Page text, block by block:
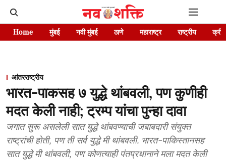
Home मुंबई नवी मुंबई ठाणे महाराष्ट्र राष्ट्रीय
आंतरराष्ट्रीय
भारत-पाकसह ७ युद्धे थांबवली, पण कुणीही
मदत केली नाही; ट्रम्प यांचा पुन्हा दावा
जगात सुरू असलेली सात युद्धे थांबवण्याची जबाबदारी संयुक्त
राष्ट्रांची होती, पण ती सर्व युद्धे मी थांबवली. भारत-पाकिस्तानसह
सात युद्धे मी थांबवली, पण कोणत्याही पंतप्रधानाने मला मदत केली